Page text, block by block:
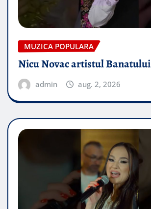
MUZICA POPULARA
Nicu Novac artistul Banatului
admin aug. 2, 2026